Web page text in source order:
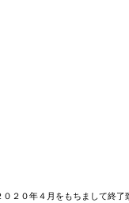
２０年４月をもちまして終了